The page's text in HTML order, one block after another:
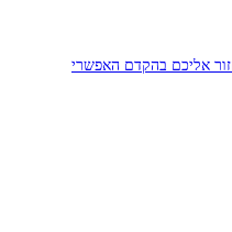
אליכם בהקדם האפשרי